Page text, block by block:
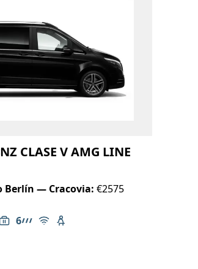
CLASE V AMG LINE
Berlín — Cracovia: €2575
de pasajeros: 6
6 de equipaje: 6
Línea AMG
Wi-Fi gratuito
Asiento infantil disponible